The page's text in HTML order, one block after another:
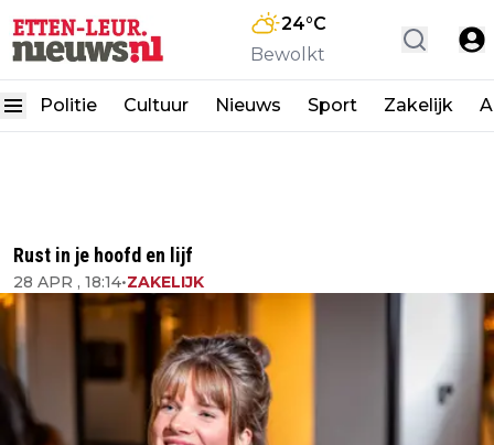
24°C
Bewolkt
Politie Cultuur Nieuws Sport Zakelijk
Rust in je hoofd en lijf
28 APR , 18:14•ZAKELIJK